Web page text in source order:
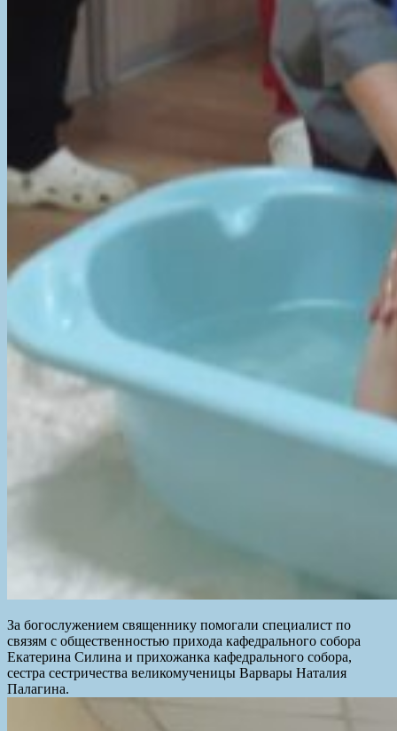
За богослужением священнику помогали специалист по
связям с общественностью прихода кафедрального собора
Екатерина Силина и прихожанка кафедрального собора,
сестра сестричества великомученицы Варвары Наталия
Палагина.